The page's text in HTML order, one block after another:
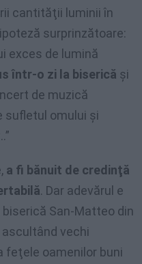
cantităţii luminii în
surprinzătoare:
exces de lumină
într-o zi la biserică şi
de muzică
sufletul omului şi
a fi bănuit de credinţă
. Dar adevărul e
San-Matteo din
ascultând vechi
feţele oamenilor buni